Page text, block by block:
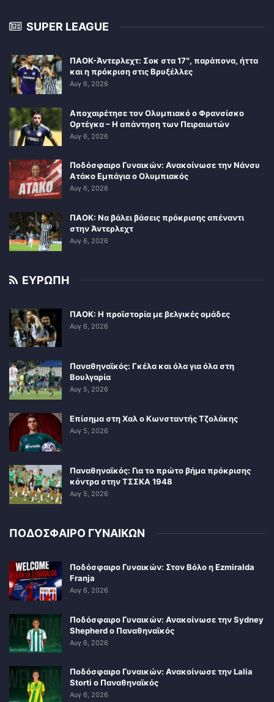
SUPER LEAGUE
ΠΑΟΚ-Άντερλεχτ: Σοκ στα 17″, παράπονα, ήττα
και η πρόκριση στις Βρυξέλλες
Αυγ 6, 2026
Αποχαιρέτησε τον Ολυμπιακό ο Φρανσίσκο
Ορτέγκα – Η απάντηση των Πειραιωτών
Αυγ 6, 2026
Ποδόσφαιρο Γυναικών: Ανακοίνωσε την Νάνσυ
Ατάκο Εμπάγια ο Ολυμπιακός
Αυγ 6, 2026
ΠΑΟΚ: Να βάλει βάσεις πρόκρισης απέναντι
στην Άντερλεχτ
Αυγ 6, 2026
ΕΥΡΩΠΗ
ΠΑΟΚ: Η προϊστορία με βελγικές ομάδες
Αυγ 6, 2026
Παναθηναϊκός: Γκέλα και όλα για όλα στη
Βουλγαρία
Αυγ 5, 2026
Επίσημα στη Χαλ ο Κωνσταντής Τζολάκης
Αυγ 5, 2026
Παναθηναϊκός: Για το πρώτο βήμα πρόκρισης
κόντρα στην ΤΣΣΚΑ 1948
Αυγ 5, 2026
ΠΟΔΟΣΦΑΙΡΟ ΓΥΝΑΙΚΩΝ
Ποδόσφαιρο Γυναικών: Στον Βόλο η Ezmiralda
Franja
Αυγ 6, 2026
Ποδόσφαιρο Γυναικών: Ανακοίνωσε την Sydney
Shepherd ο Παναθηναϊκός
Αυγ 6, 2026
Ποδόσφαιρο Γυναικών: Ανακοίνωσε την Lalia
Storti ο Παναθηναϊκός
Αυγ 6, 2026